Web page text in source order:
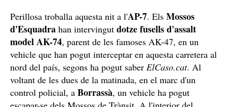
Perillosa troballa aquesta nit a l'AP-7. Els Mossos
d'Esquadra han intervingut dotze fusells d'assalt
model AK-74, parent de les famoses AK-47, en un
vehicle que han pogut interceptar en aquesta carretera al
nord del país, segons ha pogut saber ElCaso.cat. Al
voltant de les dues de la matinada, en el marc d'un
control policial, a Borrassà, un vehicle ha pogut